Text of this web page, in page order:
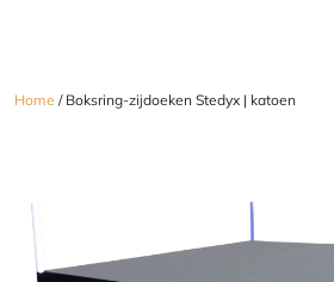
Home / Boksring-zijdoeken Stedyx | katoen